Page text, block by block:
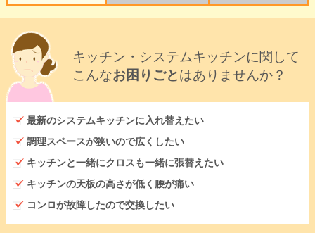
キッチン・システムキッチンに関して
こんなお困りごとはありませんか？
最新のシステムキッチンに入れ替えたい
調理スペースが狭いので広くしたい
キッチンと一緒にクロスも一緒に張替えたい
キッチンの天板の高さが低く腰が痛い
コンロが故障したので交換したい